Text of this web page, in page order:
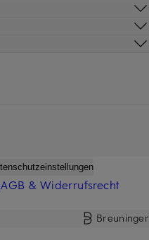
AGB & Widerrufsrecht
Breuninger